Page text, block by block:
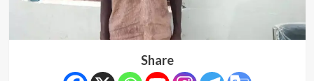
Share